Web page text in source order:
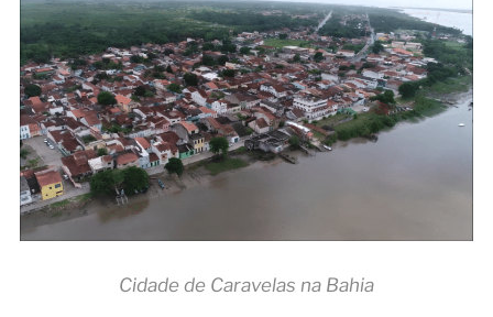
Cidade de Caravelas na Bahia